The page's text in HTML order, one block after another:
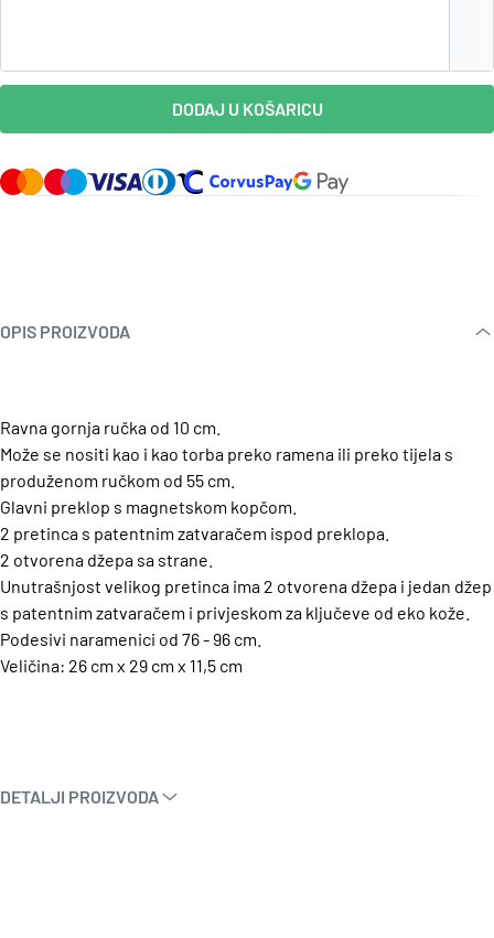
OPIS PROIZVODA
Ravna gornja ručka od 10 cm.
Može se nositi kao i kao torba preko ramena ili preko tijela s
produženom ručkom od 55 cm.
Glavni preklop s magnetskom kopčom.
2 pretinca s patentnim zatvaračem ispod preklopa.
2 otvorena džepa sa strane.
Unutrašnjost velikog pretinca ima 2 otvorena džepa i jedan džep
s patentnim zatvaračem i privjeskom za ključeve od eko kože.
Podesivi naramenici od 76 - 96 cm.
Veličina: 26 cm x 29 cm x 11,5 cm
DETALJI PROIZVODA
DODAJ U KOŠARICU